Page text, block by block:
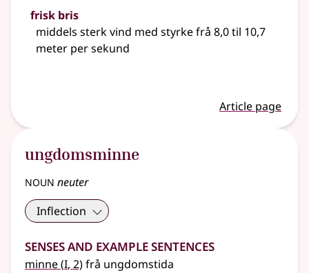
frisk bris
middels sterk vind med styrke frå 8,0 til 10,7
meter per sekund
Article page
ungdomsminne
noun neuter
Inflection
Senses and Example Sentences
minne(1
I, 2)frå ungdomstida